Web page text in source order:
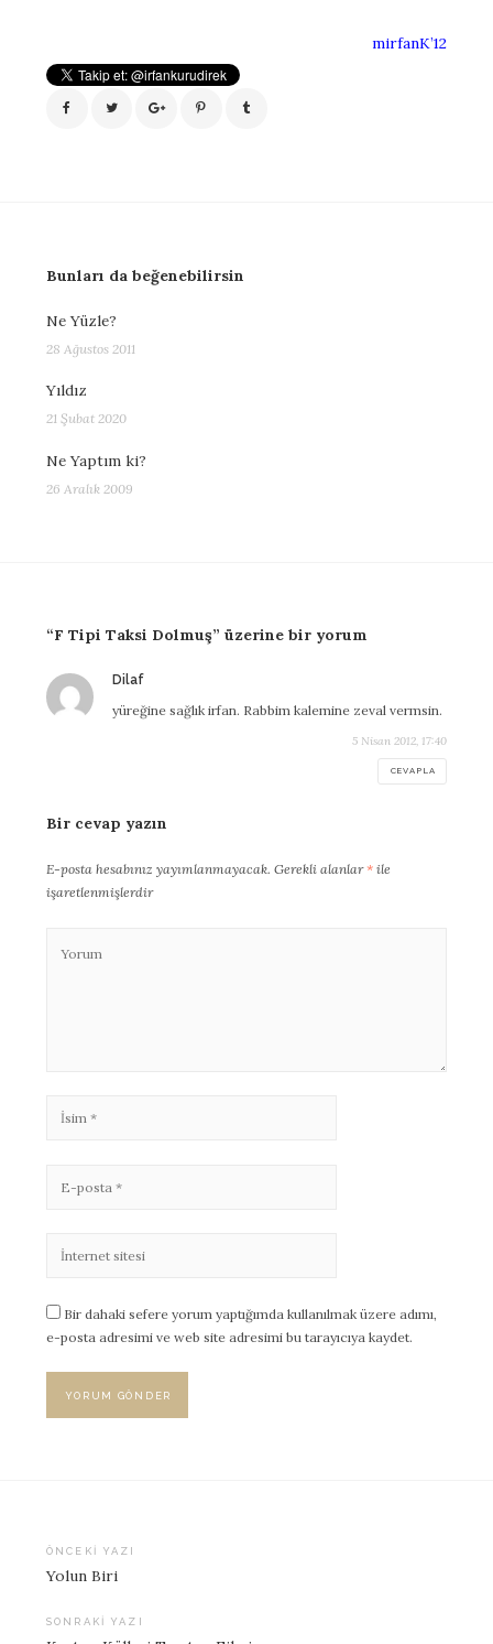
mirfanK’12
Bunları da beğenebilirsin
Ne Yüzle?
28 Ağustos 2011
Yıldız
21 Şubat 2020
Ne Yaptım ki?
26 Aralık 2009
“F Tipi Taksi Dolmuş” üzerine bir yorum
Dilaf
ki:
yüreğine sağlık irfan. Rabbim kalemine zeval vermsin.
5 Nisan 2012, 17:40
CEVAPLA
Bir cevap yazın
E-posta hesabınız yayımlanmayacak. Gerekli alanlar* ile
işaretlenmişlerdir
Bir dahaki sefere yorum yaptığımda kullanılmak üzere adımı,
e-posta adresimi ve web site adresimi bu tarayıcıya kaydet.
dolaşımı
ÖNCEKI YAZI
Yolun Biri
SONRAKI YAZI